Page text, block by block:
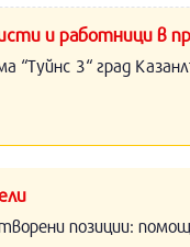
и работници в
“Туйнс 3“ град
позиции: